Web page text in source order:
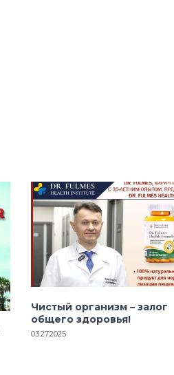
Чистый организм – залог
общего здоровья!
03.27.2025